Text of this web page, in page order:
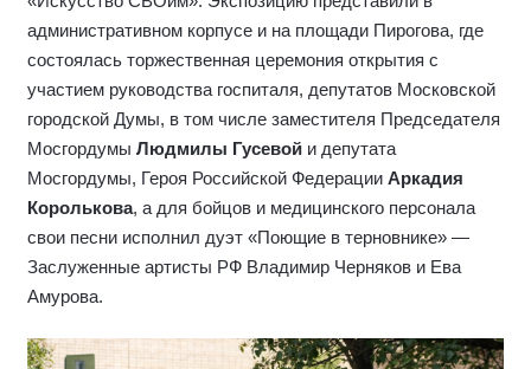
административном корпусе и на площади Пирогова, где
состоялась торжественная церемония открытия с
участием руководства госпиталя, депутатов Московской
городской Думы, в том числе заместителя Председателя
Мосгордумы Людмилы Гусевой и депутата
Мосгордумы, Героя Российской Федерации Аркадия
Королькова, а для бойцов и медицинского персонала
свои песни исполнил дуэт «Поющие в терновнике» —
Заслуженные артисты РФ Владимир Черняков и Ева
Амурова.